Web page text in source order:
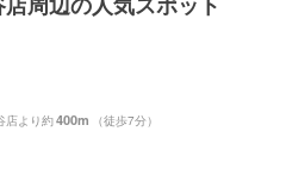
店より約400m （徒歩7分）